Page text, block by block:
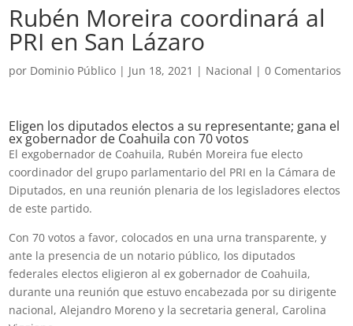
Rubén Moreira coordinará al
PRI en San Lázaro
por Dominio Público | Jun 18, 2021 | Nacional |0 Comentarios
Eligen los diputados electos a su representante; gana el
ex gobernador de Coahuila con 70 votos
El exgobernador de Coahuila, Rubén Moreira fue electo
coordinador del grupo parlamentario del PRI en la Cámara de
Diputados, en una reunión plenaria de los legisladores electos
de este partido.
Con 70 votos a favor, colocados en una urna transparente, y
ante la presencia de un notario público, los diputados
federales electos eligieron al ex gobernador de Coahuila,
durante una reunión que estuvo encabezada por su dirigente
nacional, Alejandro Moreno y la secretaria general, Carolina